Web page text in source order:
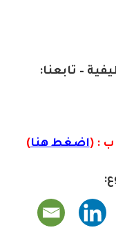
– تابعنا:
: (اضغط هنا)